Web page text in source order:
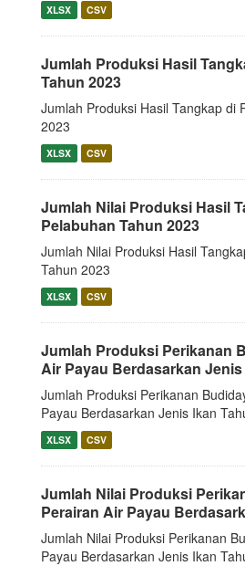
XLSX CSV
Jumlah Produksi Hasil
Tahun 2023
Jumlah Produksi Hasil Tangkap di
2023
XLSX CSV
Jumlah Nilai Produksi Hasil
Pelabuhan Tahun 2023
Jumlah Nilai Produksi Hasil
Tahun 2023
XLSX CSV
Jumlah Produksi Perikanan
Air Payau Berdasarkan Jenis
Jumlah Produksi Perikanan
Payau Berdasarkan Jenis Ikan
XLSX CSV
Jumlah Nilai Produksi
Perairan Air Payau
Jumlah Nilai Produksi Perikanan
Payau Berdasarkan Jenis Ikan